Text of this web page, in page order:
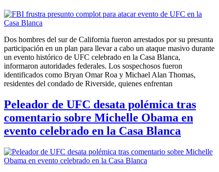
Dos hombres del sur de California fueron arrestados por su presunta
participación en un plan para llevar a cabo un ataque masivo durante
un evento histórico de UFC celebrado en la Casa Blanca,
informaron autoridades federales. Los sospechosos fueron
identificados como Bryan Omar Roa y Michael Alan Thomas,
residentes del condado de Riverside, quienes enfrentan
Peleador de UFC desata polémica tras
comentario sobre Michelle Obama en
evento celebrado en la Casa Blanca